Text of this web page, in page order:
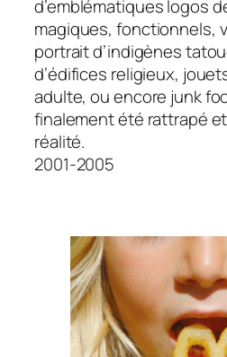
d’emblématiques logos
magiques, fonctionnels,
portrait d’indigènes
d’édifices religieux,
adulte, ou encore junk
finalement été rattrapé
réalité.
2001-2005